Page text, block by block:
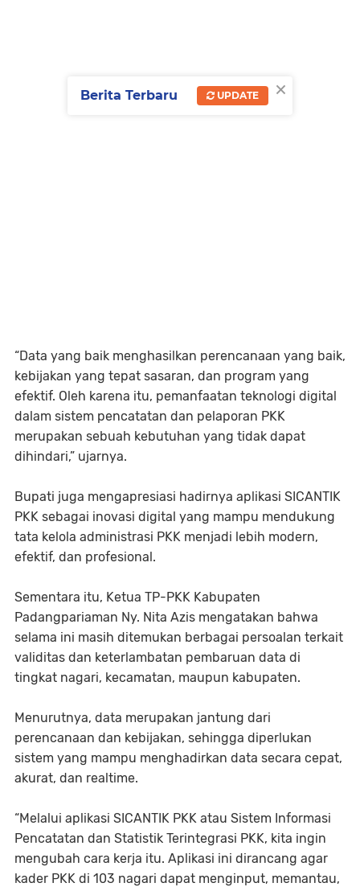
‎“Data yang baik menghasilkan perencanaan yang baik,
kebijakan yang tepat sasaran, dan program yang
efektif. Oleh karena itu, pemanfaatan teknologi digital
dalam sistem pencatatan dan pelaporan PKK
merupakan sebuah kebutuhan yang tidak dapat
dihindari,” ujarnya.
‎Bupati juga mengapresiasi hadirnya aplikasi SICANTIK
PKK sebagai inovasi digital yang mampu mendukung
tata kelola administrasi PKK menjadi lebih modern,
efektif, dan profesional.
‎Sementara itu, Ketua TP-PKK Kabupaten
Padangpariaman Ny. Nita Azis mengatakan bahwa
selama ini masih ditemukan berbagai persoalan terkait
validitas dan keterlambatan pembaruan data di
tingkat nagari, kecamatan, maupun kabupaten.
‎Menurutnya, data merupakan jantung dari
perencanaan dan kebijakan, sehingga diperlukan
sistem yang mampu menghadirkan data secara cepat,
akurat, dan realtime.
‎“Melalui aplikasi SICANTIK PKK atau Sistem Informasi
Pencatatan dan Statistik Terintegrasi PKK, kita ingin
mengubah cara kerja itu. Aplikasi ini dirancang agar
kader PKK di 103 nagari dapat menginput, memantau,
×
Berita Terbaru UPDATE